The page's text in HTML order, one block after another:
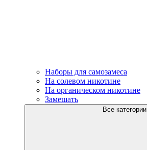
Наборы для самозамеса
На солевом никотине
На органическом никотине
Замешать
Все категории